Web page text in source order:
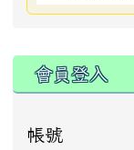
:::
會員登入
帳號